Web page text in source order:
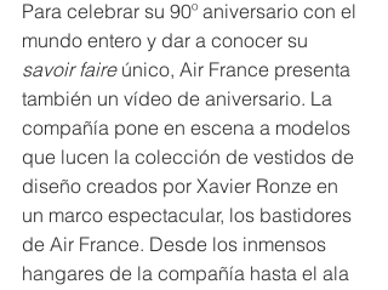
Para celebrar su 90º aniversario con el
mundo entero y dar a conocer su
savoir faire único, Air France presenta
también un vídeo de aniversario. La
compañía pone en escena a modelos
que lucen la colección de vestidos de
diseño creados por Xavier Ronze en
un marco espectacular, los bastidores
de Air France. Desde los inmensos
hangares de la compañía hasta el ala